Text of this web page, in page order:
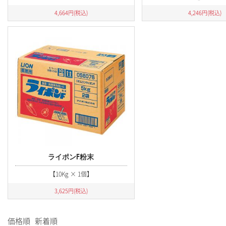
4,664円(税込) 4,246円(税込)
ライポンF粉末
【10Kg × 1個】
3,625円(税込)
価格順 新着順